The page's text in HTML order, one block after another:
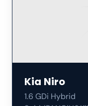
Kia Niro
1.6 GDi Hybrid